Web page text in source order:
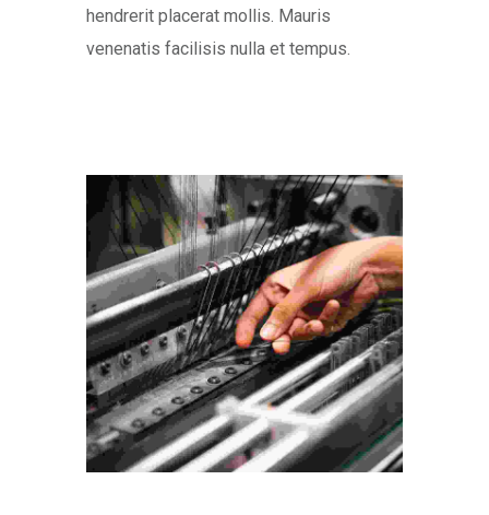
hendrerit placerat mollis. Mauris
venenatis facilisis nulla et tempus.